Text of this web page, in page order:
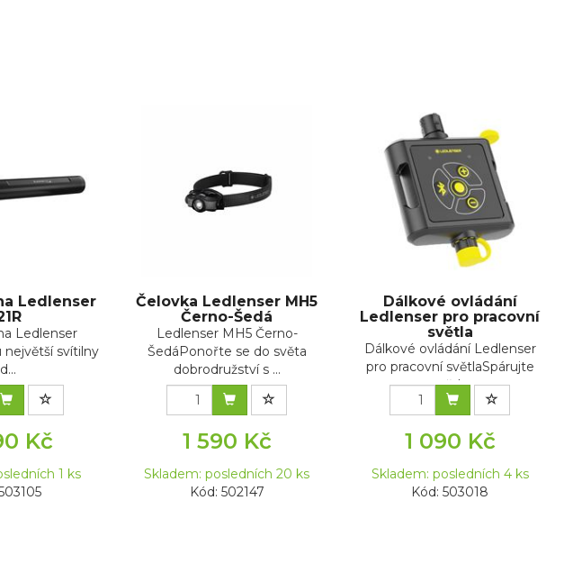
Ledlenser
Ledlenser
největší svítilny
Kč
1 ks
Čelovka Ledlenser MH5
Černo-Šedá
Ledlenser MH5 Černo-
ŠedáPonořte se do světa
dobrodružství s ...
1 590 Kč
Skladem: posledních 20 ks
Kód: 502147
Dálkové ovládání
Ledlenser pro pracovní
světla
Dálkové ovládání Ledlenser
pro pracovní světlaSpárujte
světl...
1 090 Kč
Skladem: posledních 4 ks
Kód: 503018